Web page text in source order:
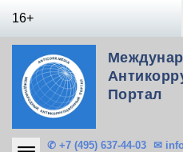
16+
Портал
✆ +7 (495) 637-44-03
✉